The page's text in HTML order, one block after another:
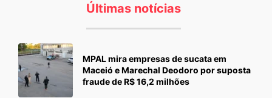
Últimas notícias
MPAL mira empresas de sucata em
Maceió e Marechal Deodoro por suposta
fraude de R$ 16,2 milhões